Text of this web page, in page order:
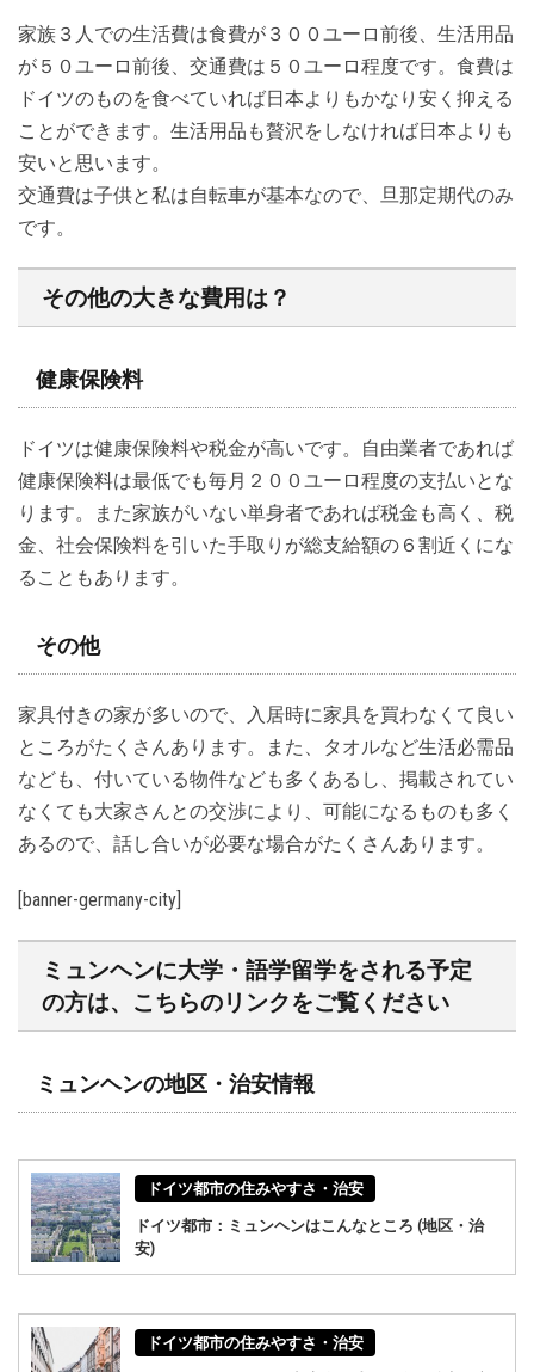
家族３人での生活費は食費が３００ユーロ前後、生活用品
が５０ユーロ前後、交通費は５０ユーロ程度です。食費は
ドイツのものを食べていれば日本よりもかなり安く抑える
ことができます。生活用品も贅沢をしなければ日本よりも
安いと思います。
交通費は子供と私は自転車が基本なので、旦那定期代のみ
です。
その他の大きな費用は？
健康保険料
ドイツは健康保険料や税金が高いです。自由業者であれば
健康保険料は最低でも毎月２００ユーロ程度の支払いとな
ります。また家族がいない単身者であれば税金も高く、税
金、社会保険料を引いた手取りが総支給額の６割近くにな
ることもあります。
その他
家具付きの家が多いので、入居時に家具を買わなくて良い
ところがたくさんあります。また、タオルなど生活必需品
なども、付いている物件なども多くあるし、掲載されてい
なくても大家さんとの交渉により、可能になるものも多く
あるので、話し合いが必要な場合がたくさんあります。
[banner-germany-city]
ミュンヘンに大学・語学留学をされる予定
の方は、こちらのリンクをご覧ください
ミュンヘンの地区・治安情報
ドイツ都市の住みやすさ・治安
ドイツ都市：ミュンヘンはこんなところ (地区・治
安)
ドイツ都市の住みやすさ・治安